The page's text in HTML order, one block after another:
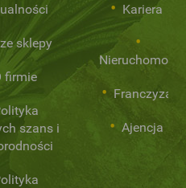
sklepy
firmie
szans i
Kariera
Nieruchomości
Franczyza
Ajencja